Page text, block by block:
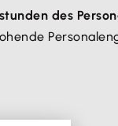
des